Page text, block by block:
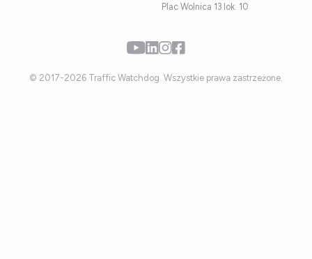
Plac Wolnica 13 lok. 10
© 2017-2026 Traffic Watchdog. Wszystkie prawa zastrzeżone.